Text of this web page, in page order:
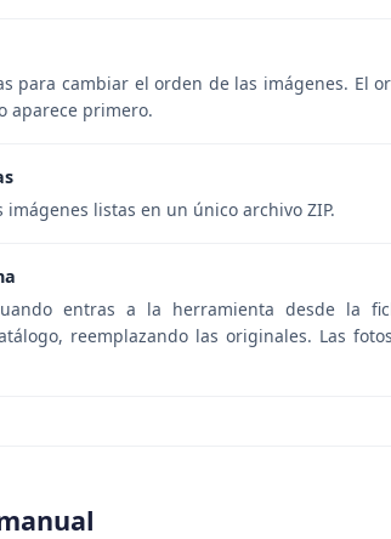
para cambiar el orden de las imágenes. El
aparece primero.
imágenes listas en un único archivo ZIP.
entras a la herramienta desde la
reemplazando las originales. Las